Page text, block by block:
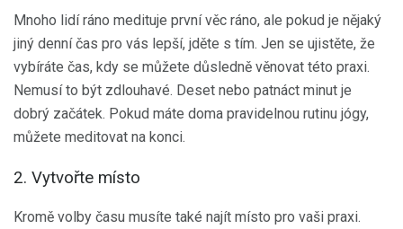
Mnoho lidí ráno medituje první věc ráno, ale pokud je nějaký
jiný denní čas pro vás lepší, jděte s tím. Jen se ujistěte, že
vybíráte čas, kdy se můžete důsledně věnovat této praxi.
Nemusí to být zdlouhavé. Deset nebo patnáct minut je
dobrý začátek. Pokud máte doma pravidelnou rutinu jógy,
můžete meditovat na konci.
2. Vytvořte místo
Kromě volby času musíte také najít místo pro vaši praxi.